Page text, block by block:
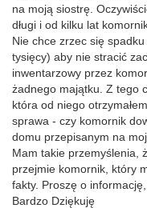
na moją siostrę.
długi i od kilku lat
Nie chce zrzec się
tysięcy) aby nie stracić
inwentarzowy przez
żadnego majątku. Z tego
która od niego
sprawa - czy komornik
domu przepisanym na
Mam takie przemyślenia,
przejmie komornik, który
fakty. Proszę o
Bardzo Dziękuję